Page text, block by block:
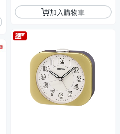
加入購物車